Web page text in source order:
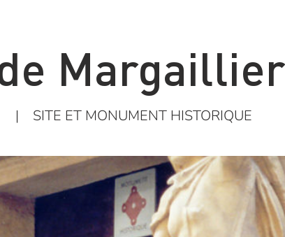
Margaillier
| SITE ET MONUMENT HISTORIQUE